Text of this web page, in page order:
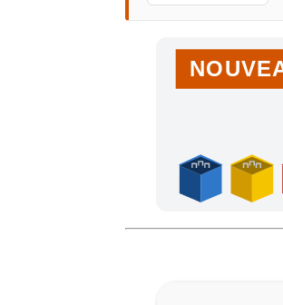
Achetez 4 sachets ou